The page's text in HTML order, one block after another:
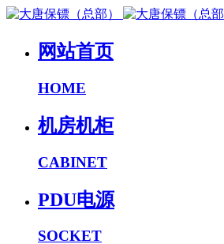
网站首页
HOME
机房机柜
CABINET
PDU电源
SOCKET